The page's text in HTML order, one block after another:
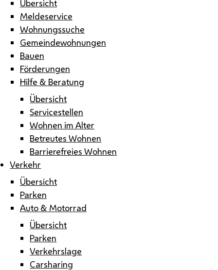
Übersicht
Meldeservice
Wohnungssuche
Gemeindewohnungen
Bauen
Förderungen
Hilfe & Beratung
Übersicht
Servicestellen
Wohnen im Alter
Betreutes Wohnen
Barrierefreies Wohnen
Verkehr
Übersicht
Parken
Auto & Motorrad
Übersicht
Parken
Verkehrslage
Carsharing